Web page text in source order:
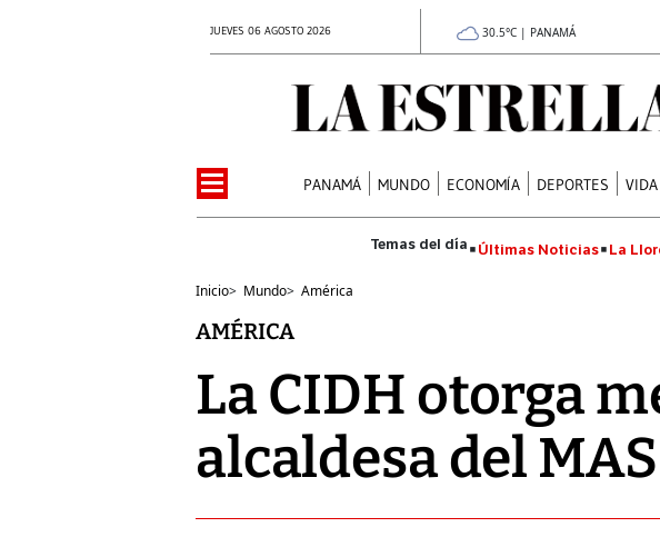
JUEVES 06 AGOSTO 2026 30.5°C | PANAMÁ
PANAMÁ MUNDO ECONOMÍA DEPORTES
Últimas Noticias La
Inicio> Mundo> América
AMÉRICA
La CIDH otorga
alcaldesa del